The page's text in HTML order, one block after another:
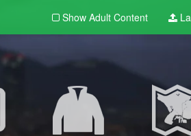
Show Adult Content